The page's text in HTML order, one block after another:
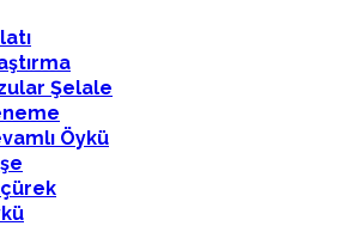
Şelale
Öykü